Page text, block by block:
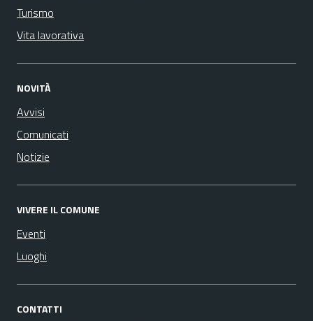
Turismo
Vita lavorativa
NOVITÀ
Avvisi
Comunicati
Notizie
VIVERE IL COMUNE
Eventi
Luoghi
CONTATTI